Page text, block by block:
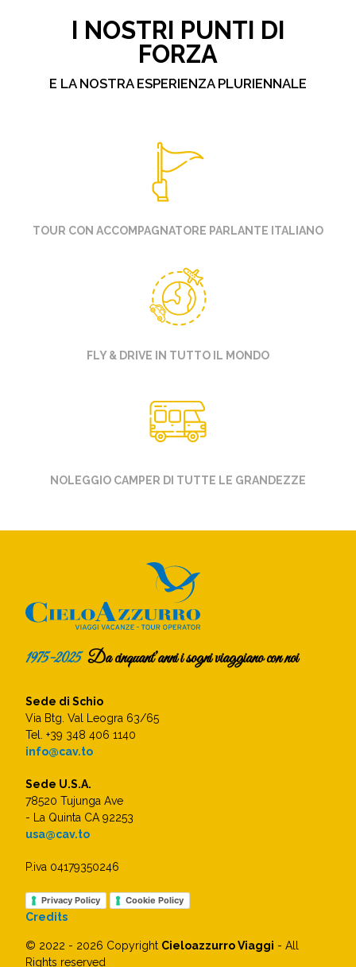
I NOSTRI PUNTI DI
FORZA
E LA NOSTRA ESPERIENZA PLURIENNALE
TOUR CON ACCOMPAGNATORE PARLANTE ITALIANO
FLY & DRIVE IN TUTTO IL MONDO
NOLEGGIO CAMPER DI TUTTE LE GRANDEZZE
1975-2025Da cinquant’anni i sogni viaggiano con noi
Sede di Schio
Via Btg. Val Leogra 63/65
Tel. +39 348 406 1140
info@cav.to
Sede U.S.A.
78520 Tujunga Ave
- La Quinta CA 92253
usa@cav.to
P.iva 04179350246
Privacy Policy Cookie Policy
Credits
© 2022 - 2026 Copyright Cieloazzurro Viaggi - All
Rights reserved